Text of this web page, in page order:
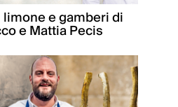
e gamberi di
e Mattia Pecis